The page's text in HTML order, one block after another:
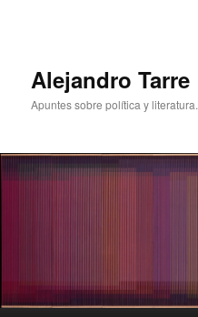
Alejandro Tarre
Apuntes sobre política y literatura.